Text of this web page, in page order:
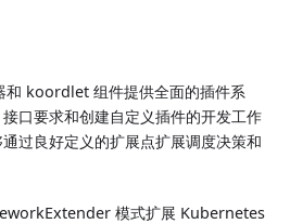
koordlet 组件提供全面的插件系
口要求和创建自定义插件的开发工作
过良好定义的扩展点扩展调度决策和
模式扩展 Kubernetes